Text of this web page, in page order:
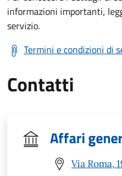
informazioni importanti,
servizio.
Termini e condizioni di
Contatti
Affari
Via Roma,